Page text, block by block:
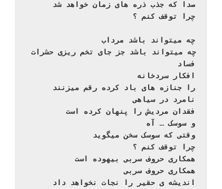
صدا که جذب ذره های زمان خواهد شد
چرا توقف کنم ؟
چه میتواند باشد مرداب
فساد
افکار سردخانه
را جنازه های باد کرده رقم میزنند
نامرد در سیاهی
فقدان مردیش را پنهان کرده است
و سوسک … آه
وقتی که سوسک سخن میگوید
چرا توقف کنم ؟
همکاری حروف سربی بیهوده است
همکاری حروف سربی
اندیشه ی حقیر را نجات نخواهد داد